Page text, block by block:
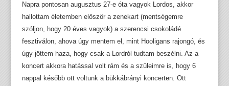
Napra pontosan augusztus 27-e óta vagyok Lordos, akkor
hallottam életemben először a zenekart (mentségemre
szóljon, hogy 20 éves vagyok) a szerencsi csokoládé
fesztiválon, ahova úgy mentem el, mint Hooligans rajongó, és
úgy jöttem haza, hogy csak a Lordról tudtam beszélni. Az a
koncert akkora hatással volt rám és a szüleimre is, hogy 6
nappal később ott voltunk a bükkábrányi koncerten. Ott